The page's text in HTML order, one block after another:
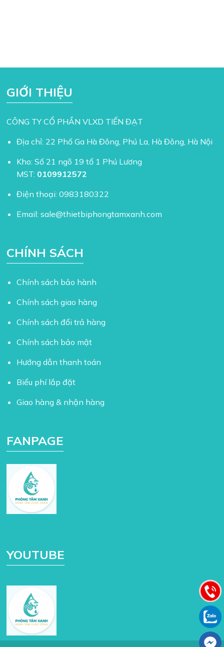
GIỚI THIỆU
CÔNG TY CỔ PHẦN VLXD TIẾN ĐẠT
Địa chỉ: 22 Phố Ga Hà Đông, Phú La, Hà Đông, Hà Nội
Kho: Số 21 ngõ 19 tổ 1 Phú Lương
MST: 0109912572
Điện thoại:0983180322
Email:sale@thietbiphongtamxanh.com
CHÍNH SÁCH
Chính sách bảo hành
Chính sách giao hàng
Chính sách đổi trả hàng
Chính sách bảo mật
Hướng dẫn thanh toán
Biểu phí lắp đặt
Giao hàng & nhận hàng
FANPAGE
YOUTUBE